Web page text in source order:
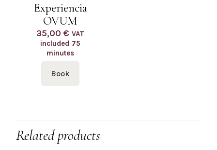
Experiencia
OVUM
35,00€ VAT
included 75
minutes
Book
Related products